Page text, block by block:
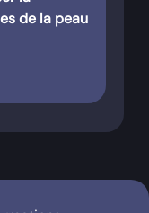
de la peau